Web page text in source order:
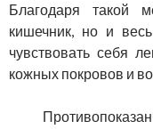
Благодаря такой
кишечник, но и
чувствовать себя
кожных покровов и